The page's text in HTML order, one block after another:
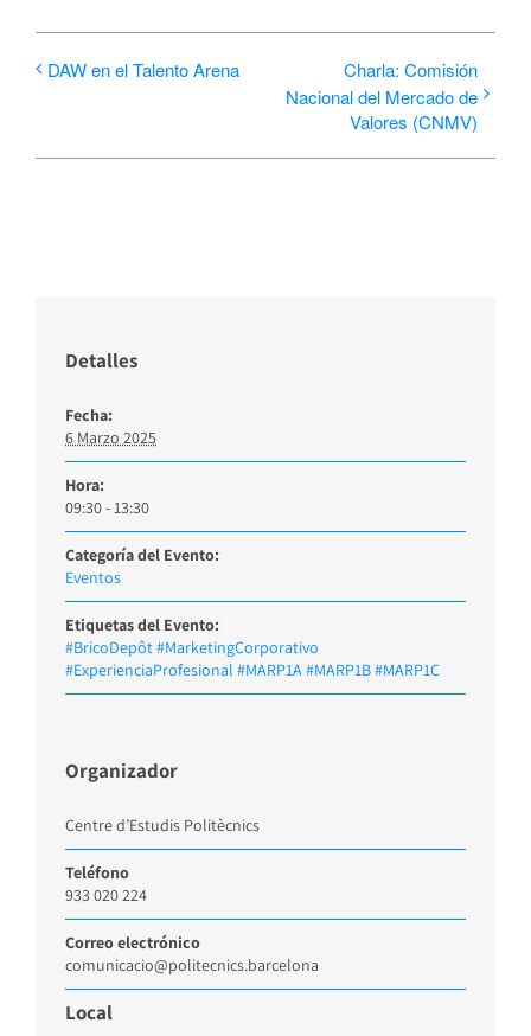
DAW en el Talento Arena
Charla: Comisión
Nacional del Mercado de
Valores (CNMV)
Detalles
Fecha:
6 Marzo 2025
Hora:
09:30 - 13:30
Categoría del Evento:
Eventos
Etiquetas del Evento:
#BricoDepôt #MarketingCorporativo
#ExperienciaProfesional #MARP1A #MARP1B #MARP1C
Local
Organizador
Centre d’Estudis Politècnics
Teléfono
933 020 224
Correo electrónico
comunicacio@politecnics.barcelona